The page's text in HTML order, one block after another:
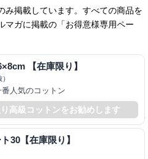
み掲載しています。すべての商品を
マガに掲載の「お得意様専用ペー
【在庫限り】
人気のコットン
高級コットンをお勧めします
30【在庫限り】